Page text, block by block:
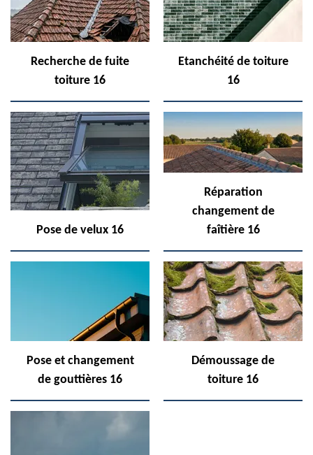
Recherche de fuite
toiture 16
Etanchéité de toiture
16
Pose de velux 16
Réparation
changement de
faîtière 16
Pose et changement
de gouttières 16
Démoussage de
toiture 16